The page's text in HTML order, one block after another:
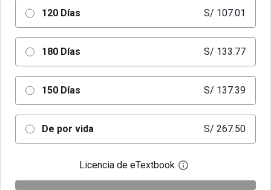
120 Días S/ 107.01
180 Días S/ 133.77
150 Días S/ 137.39
De por vida S/ 267.50
Licencia de eTextbook Abre el cuadro de